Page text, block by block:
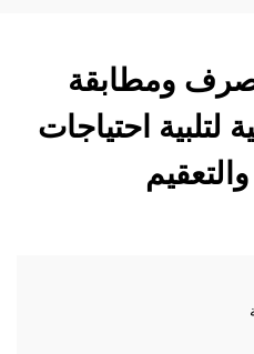
ومطابقة
لتلبية احتياجات